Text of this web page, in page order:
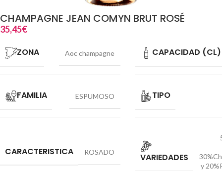
CHAMPAGNE JEAN COMYN BRUT ROSÉ
35,45€
ZONA Aoc champagne CAPACIDAD (CL)
FAMILIA ESPUMOSO TIPO
CARACTERISTICA ROSADO VARIEDADES
y